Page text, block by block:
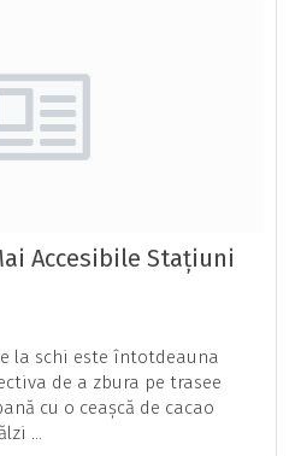
Accesibile Stațiuni
la schi este întotdeauna
de a zbura pe trasee
cu o ceașcă de cacao
...